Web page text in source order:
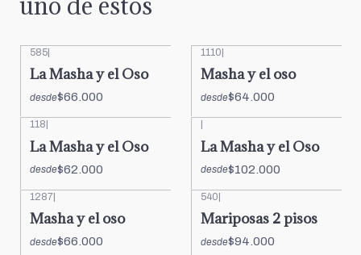
585
La Masha y el Oso
desde$66.000
1110
Masha y el oso
desde$64.000
118
La Masha y el Oso
desde$62.000
La Masha y el Oso
desde$102.000
1287|
Masha y el oso
desde$66.000
540|
Mariposas 2 pisos
desde$94.000